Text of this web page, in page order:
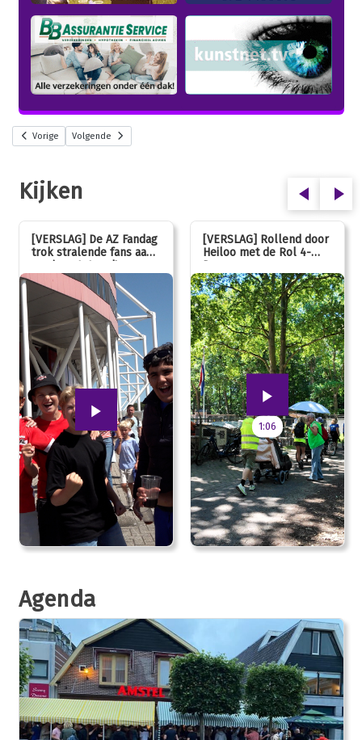
Vorige Volgende
Kijken
[VERSLAG] De AZ Fandag
trok stralende fans aan,
van jong tot oud!
[VERSLAG] Rollend door
Heiloo met de Rol 4-
Daagse
1:06
Agenda